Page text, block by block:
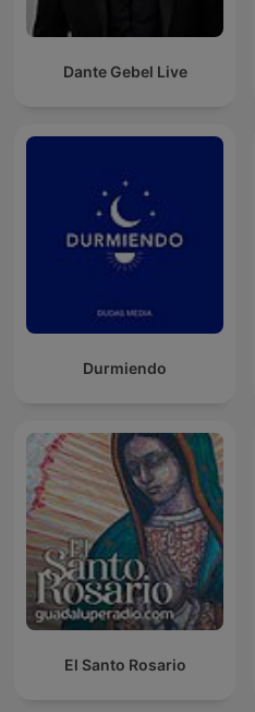
Dante Gebel Live
Durmiendo
El Santo Rosario